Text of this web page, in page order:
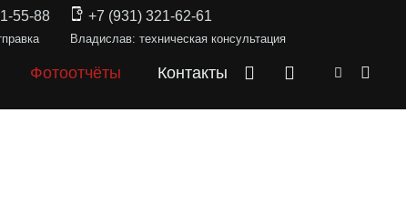
55-88 +7 (931) 321-62-61
Владислав: техническая консультация
Фотоотчёты Контакты